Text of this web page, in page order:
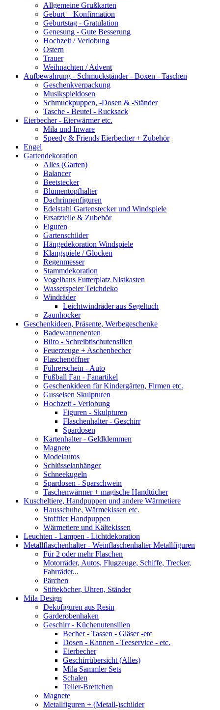
Allgemeine Grußkarten
Geburt + Konfirmation
Geburtstag - Gratulation
Genesung - Gute Besserung
Hochzeit / Verlobung
Ostern
Trauer
Weihnachten / Advent
Aufbewahrung - Schmuckständer - Boxen - Taschen
Geschenkverpackung
Musikspieldosen
Schmuckpuppen, -Dosen & -Ständer
Tasche - Beutel - Rucksack
Eierbecher - Eierwärmer etc.
Mila und Inware
Speedy & Friends Eierbecher + Zubehör
Engel
Gartendekoration
Alles (Garten)
Balancer
Beetstecker
Blumentopfhalter
Dachrinnenfiguren
Edelstahl Gartenstecker und Windspiele
Ersatzteile & Zubehör
Figuren
Gartenschilder
Hängedekoration Windspiele
Klangspiele / Glocken
Regenmesser
Stammdekoration
Vogelhaus Futterplatz Nistkasten
Wasserspeier Teichdeko
Windräder
Leichtwindräder aus Segeltuch
Zaunhocker
Geschenkideen, Präsente, Werbegeschenke
Badewannenenten
Büro - Schreibtischutensilien
Feuerzeuge + Aschenbecher
Flaschenöffner
Führerschein - Auto
Fußball Fan - Fanartikel
Geschenkideen für Kindergärten, Firmen etc.
Gusseisen Skulpturen
Hochzeit - Verlobung
Figuren - Skulpturen
Flaschenhalter - Geschirr
Spardosen
Kartenhalter - Geldklemmen
Magnete
Modelautos
Schlüsselanhänger
Schneekugeln
Spardosen - Sparschwein
Taschenwärmer + magische Handtücher
Kuscheltiere, Handpuppen und andere Wärmetiere
Hausschuhe, Wärmekissen etc.
Stofftier Handpuppen
Wärmetiere und Kältekissen
Leuchten - Lampen - Lichtdekoration
Metallflaschenhalter - Weinflaschenhalter Metallfiguren
Für 2 oder mehr Flaschen
Motorräder, Autos, Flugzeuge, Schiffe, Trecker,
Fahrräder...
Pärchen
Stifteköcher, Uhren, Ständer
Mila Design
Dekofiguren aus Resin
Garderobenhaken
Geschirr - Küchenutensilien
Becher - Tassen - Gläser -etc
Dosen - Kannen - Teeservice - etc.
Eierbecher
Geschirrübersicht (Alles)
Mila Sammler Sets
Schalen
Teller-Brettchen
Magnete
Metallfiguren + (Metall-)schilder